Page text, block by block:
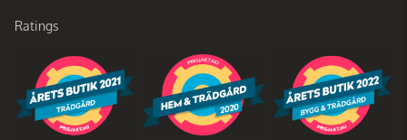
Ratings